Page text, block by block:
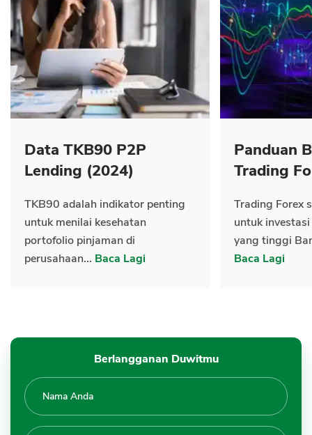
Data TKB90 P2P
Lending (2024)
TKB90 adalah indikator penting
untuk menilai kesehatan
portofolio pinjaman di
perusahaan... Baca Lagi
Panduan
Trading
Trading Forex
untuk
yang tinggi
Baca Lagi
Berlangganan Duwitmu